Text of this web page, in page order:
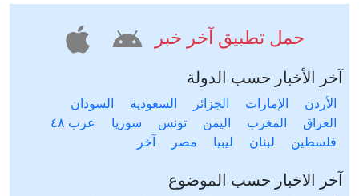
حمل تطبيق آخر خبر
آخر الأخبار حسب الدولة
الأردن الإمارات الجزائر السعودية
السودان
العراق
المغرب اليمن تونس سوريا
عرب ٤٨
فلسطين
لبنان ليبيا مصر آخَر
آخر الاخبار حسب الموضوع